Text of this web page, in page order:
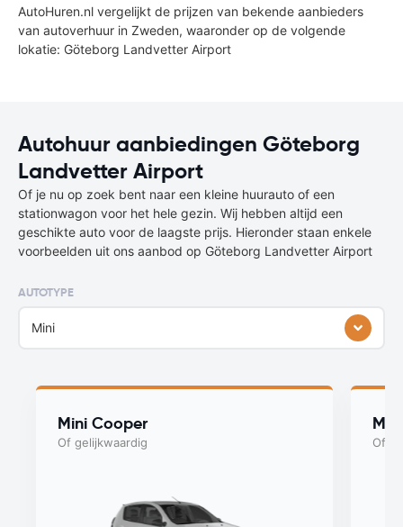
AutoHuren.nl vergelijkt de prijzen van bekende aanbieders
van autoverhuur in Zweden, waaronder op de volgende
lokatie: Göteborg Landvetter Airport
Autohuur aanbiedingen Göteborg
Landvetter Airport
Of je nu op zoek bent naar een kleine huurauto of een
stationwagon voor het hele gezin. Wij hebben altijd een
geschikte auto voor de laagste prijs. Hieronder staan enkele
voorbeelden uit ons aanbod op Göteborg Landvetter Airport
AUTOTYPE
Mini
Mini Cooper
Of gelijkwaardig Of